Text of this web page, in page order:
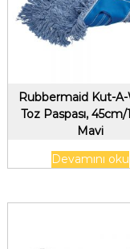
Rubbermaid Kut-
Toz Paspası,
Mavi
Devamını oku